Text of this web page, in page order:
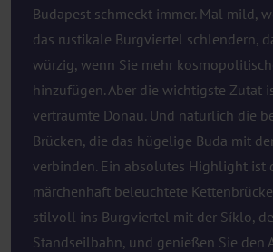
Budapest schmeckt immer. Mal mild,
das rustikale Burgviertel schlendern,
würzig, wenn Sie mehr
hinzufügen. Aber die wichtigste Zutat
verträumte Donau. Und natürlich die
Brücken, die das hügelige Buda mit
verbinden. Ein absolutes Highlight ist
märchenhaft beleuchtete
stilvoll ins Burgviertel mit der Síklo,
Standseilbahn, und genießen Sie den